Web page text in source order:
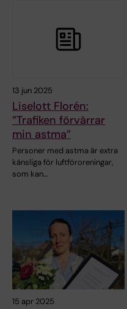
13 jun 2025
Liselott Florén:
”Trafiken förvärrar
min astma”
Personer med astma är extra
känsliga för luftföroreningar,
som kan…
15 apr 2025